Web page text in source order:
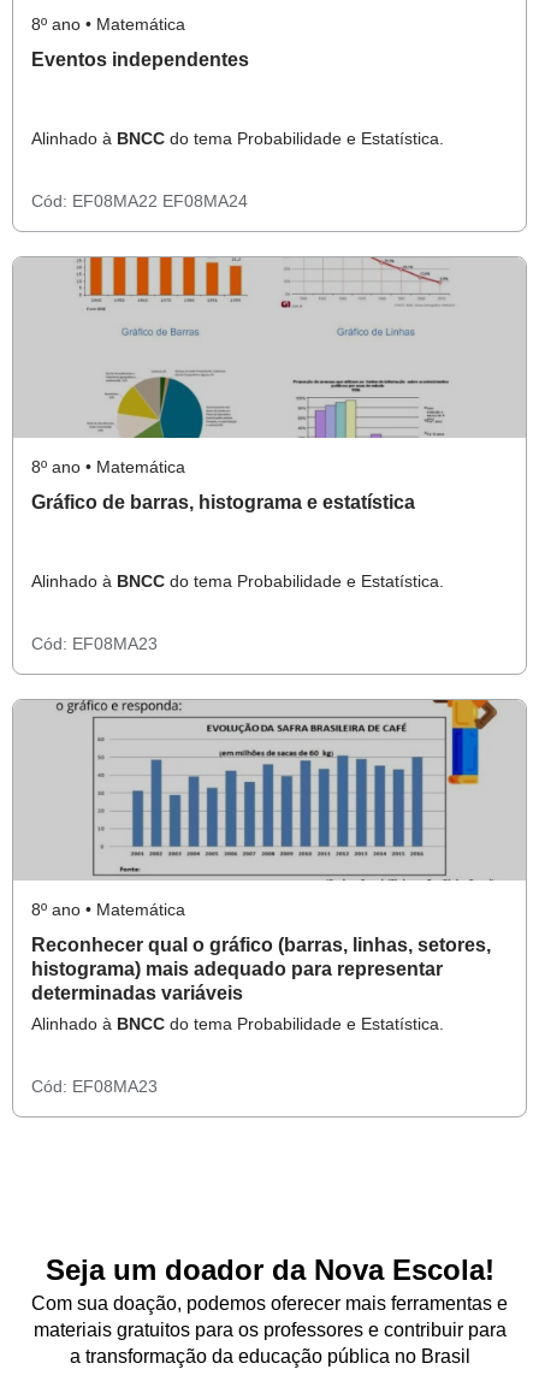
8º ano • Matemática
Eventos independentes
Alinhado à BNCC do tema Probabilidade e Estatística.
Cód: EF08MA22 EF08MA24
8º ano • Matemática
Gráfico de barras, histograma e estatística
Alinhado à BNCC do tema Probabilidade e Estatística.
Cód: EF08MA23
8º ano • Matemática
Reconhecer qual o gráfico (barras, linhas, setores,
histograma) mais adequado para representar
determinadas variáveis
Alinhado à BNCC do tema Probabilidade e Estatística.
Cód: EF08MA23
Seja um doador da Nova Escola!
Com sua doação, podemos oferecer mais ferramentas e
materiais gratuitos para os professores e contribuir para
a transformação da educação pública no Brasil